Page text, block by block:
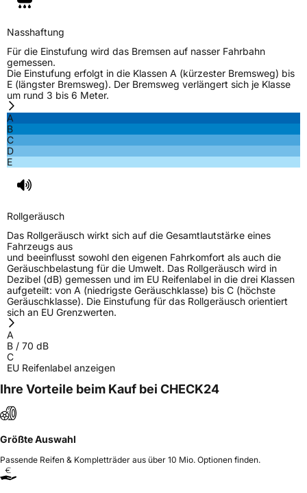
Nasshaftung
Für die Einstufung wird das Bremsen auf nasser Fahrbahn
gemessen.
Die Einstufung erfolgt in die Klassen A (kürzester Bremsweg) bis
E (längster Bremsweg). Der Bremsweg verlängert sich je Klasse
um rund 3 bis 6 Meter.
A
B
C
D
E
Rollgeräusch
Das Rollgeräusch wirkt sich auf die Gesamtlautstärke eines
Fahrzeugs aus
und beeinflusst sowohl den eigenen Fahrkomfort als auch die
Geräuschbelastung für die Umwelt. Das Rollgeräusch wird in
Dezibel (dB) gemessen und im EU Reifenlabel in die drei Klassen
aufgeteilt: von A (niedrigste Geräuschklasse) bis C (höchste
Geräuschklasse). Die Einstufung für das Rollgeräusch orientiert
sich an EU Grenzwerten.
A
B / 70 dB
C
EU Reifenlabel anzeigen
Ihre Vorteile beim Kauf bei CHECK24
Größte Auswahl
Passende Reifen & Kompletträder aus über 10 Mio. Optionen finden.